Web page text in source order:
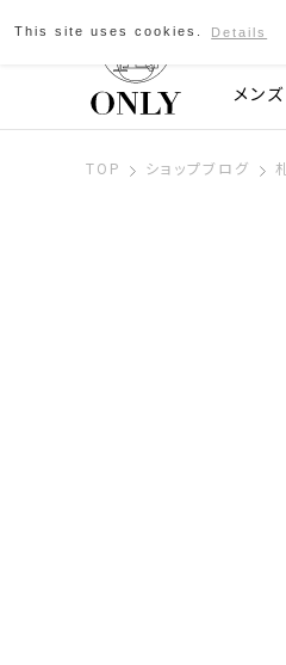
京都発
メンズ
TOP ショップブログ
This site uses cookies. Details